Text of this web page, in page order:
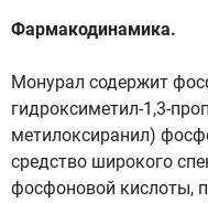
Фармакодинамика.
Монурал содержит
гидроксиметил-1,3-
метилоксиранил)
средство широкого
фосфоновой кислоты,